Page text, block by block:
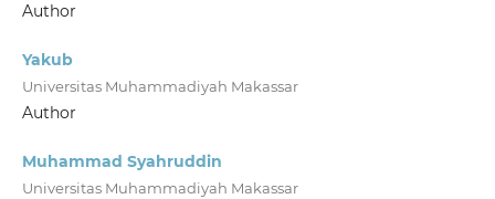
Author
Yakub
Universitas Muhammadiyah Makassar
Author
Muhammad Syahruddin
Universitas Muhammadiyah Makassar